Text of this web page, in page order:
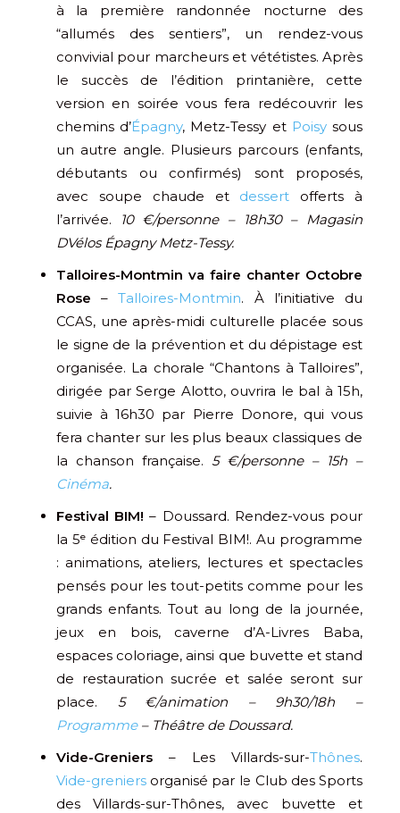
à la première randonnée nocturne des
“allumés des sentiers”, un rendez-vous
convivial pour marcheurs et vététistes. Après
le succès de l’édition printanière, cette
version en soirée vous fera redécouvrir les
chemins d’Épagny, Metz-Tessy et Poisysous
un autre angle. Plusieurs parcours (enfants,
débutants ou confirmés) sont proposés,
avec soupe chaude et dessert offerts à
l’arrivée.
10 €/personne – 18h30 – Magasin
DVélos Épagny Metz-Tessy.
Talloires-Montmin va faire chanter Octobre
Rose –Talloires-Montmin. À l’initiative du
CCAS, une après-midi culturelle placée sous
le signe de la prévention et du dépistage est
organisée. La chorale “Chantons à Talloires”,
dirigée par Serge Alotto, ouvrira le bal à 15h,
suivie à 16h30 par Pierre Donore, qui vous
fera chanter sur les plus beaux classiques de
la chanson française. 5 €/personne – 15h –
Cinéma.
Festival BIM! – Doussard. Rendez-vous pour
la 5ᵉ édition du Festival BIM!. Au programme
: animations, ateliers, lectures et spectacles
pensés pour les tout-petits comme pour les
grands enfants. Tout au long de la journée,
jeux en bois, caverne d’A-Livres Baba,
espaces coloriage, ainsi que buvette et stand
de restauration sucrée et salée seront sur
place. 5 €/animation – 9h30/18h –
Programme – Théâtre de Doussard.
Vide-Greniers – Les Villards-sur-Thônes.
Vide-greniers organisé par le Club des Sports
des Villards-sur-Thônes, avec buvette et